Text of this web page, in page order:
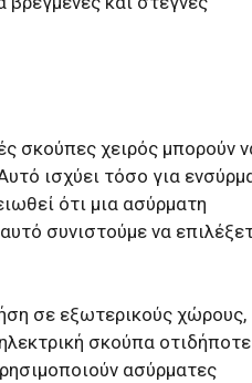
σκούπες χειρός μπορούν
ισχύει τόσο για
ότι μια ασύρματη
συνιστούμε να
σε εξωτερικούς χώρους,
σκούπα οτιδήποτε
ασύρματες